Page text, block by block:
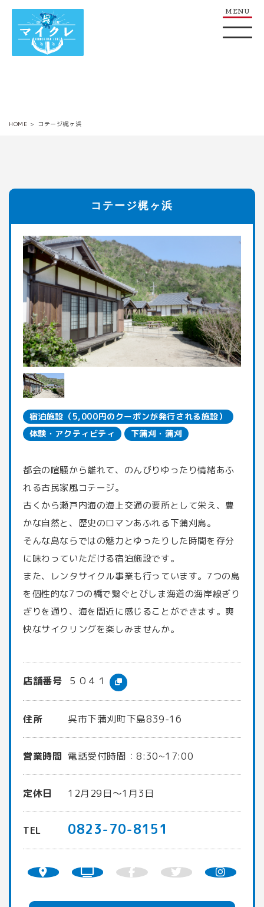
HOME コテージ梶ヶ浜
コテージ梶ヶ浜
宿泊施設（5,000円のクーポンが発行される施設）
体験・アクティビティ
下蒲刈・蒲刈
都会の喧騒から離れて、のんびりゆったり情緒あふ
れる古民家風コテージ。
古くから瀬戸内海の海上交通の要所として栄え、豊
かな自然と、歴史のロマンあふれる下蒲刈島。
そんな島ならではの魅力とゆったりした時間を存分
に味わっていただける宿泊施設です。
また、レンタサイクル事業も行っています。7つの島
を個性的な7つの橋で繋ぐとびしま海道の海岸線ぎり
ぎりを通り、海を間近に感じることができます。爽
快なサイクリングを楽しみませんか。
店舗番号 ５０４１
住所 呉市下蒲刈町下島839-16
営業時間 電話受付時間：8:30~17:00
定休日 12月29日〜1月3日
TEL 0823-70-8151